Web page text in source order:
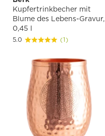
Kupfertrinkbecher mit
Blume des Lebens-Gravur,
0,45 l
5.0 (1)